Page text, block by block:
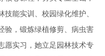
能实训、校园绿化维护、
验，锻炼绿植修剪、病虫害
愿实习，她立足园林技术专